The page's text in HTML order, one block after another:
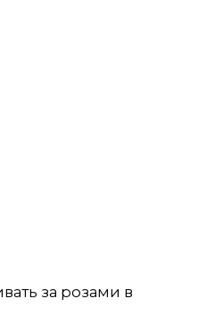
за розами в